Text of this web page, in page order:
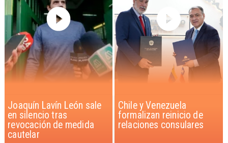
Chile y Venezuela
formalizan reinicio de
relaciones consulares
Feriantes rechazan
dichos de Camila Flores
sobre Fabiola Campillai